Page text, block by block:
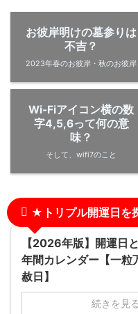
お彼岸明けの墓参りは
不吉？
2023年春のお彼岸・秋のお彼岸
Wi-Fiアイコン横の数
字4,5,6って何の意
味？
そして、wifi7のこと
★トリプル開運日を
【2026年版】開運日
年間カレンダー【一粒
赦日】
続きを見る